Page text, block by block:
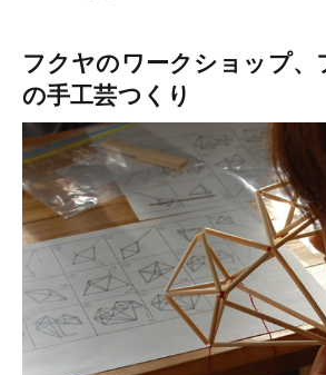
フクヤのワークショップ、
の手工芸つくり